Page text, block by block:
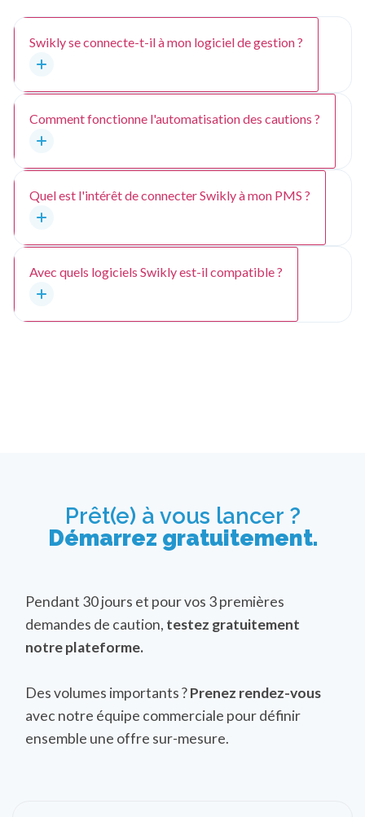
Swikly se connecte-t-il à mon logiciel de gestion ?
Comment fonctionne l'automatisation des cautions ?
Quel est l'intérêt de connecter Swikly à mon PMS ?
Avec quels logiciels Swikly est-il compatible ?
Prêt(e) à vous lancer ?
Démarrez gratuitement.
Pendant 30 jours et pour vos 3 premières
demandes de caution, testez gratuitement
notre plateforme.
Des volumes importants ?Prenez rendez-vous
avec notre équipe commerciale pour définir
ensemble une offre sur-mesure.